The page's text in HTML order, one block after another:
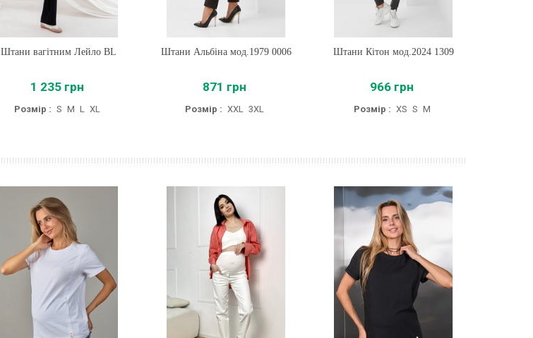
Купити
Штани вагітним Лейло BL
1 235 грн
Розмір : S M L XL
Купити
Штани Альбіна мод.1979 0006
871 грн
Розмір : XXL 3XL
Купити
Штани Кітон мод.2024 1309
966 грн
Розмір : XS S M